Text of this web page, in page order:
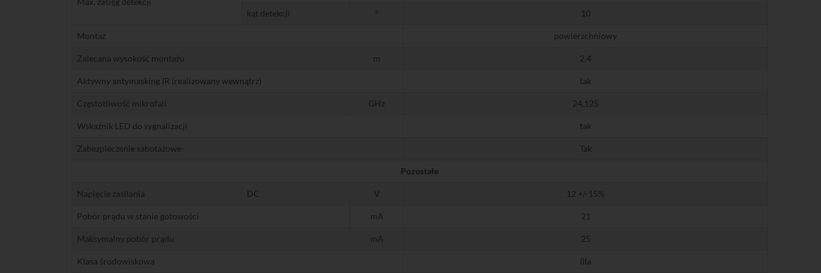
kąt detekcji ° 10
Montaż powierzchniowy
Zalecana wysokość montażu m 2,4
Aktywny antymasking IR (realizowany wewnątrz) tak
Częstotliwość mikrofali GHz 24,125
Wskaźnik LED do sygnalizacji tak
Zabezpieczenie sabotażowe Tak
Pozostałe
Napięcie zasilania DC V 12 +/-15%
Pobór prądu w stanie gotowości mA 21
Maksymalny pobór prądu mA 25
Klasa środowiskowa IIIa